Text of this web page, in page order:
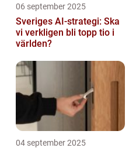
06 september 2025
Sveriges AI-strategi: Ska
vi verkligen bli topp tio i
världen?
04 september 2025